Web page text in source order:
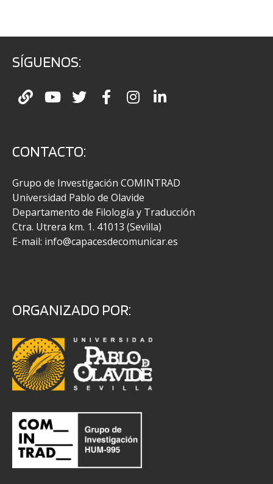
SÍGUENOS:
CONTACTO:
Grupo de Investigación COMINTRAD
Universidad Pablo de Olavide
Departamento de Filología y Traducción
Ctra. Utrera km. 1. 41013 (Sevilla)
E-mail: info@capacesdecomunicar.es
ORGANIZADO POR: